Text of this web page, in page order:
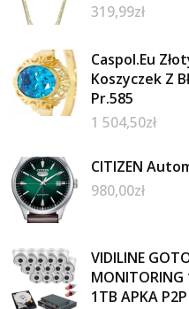
319,99zł
Caspol.Eu
Koszyczek Z
Pr.585
1 504,50zł
CITIZEN
980,00zł
VIDILINE
MONITORING
1TB APKA P2P